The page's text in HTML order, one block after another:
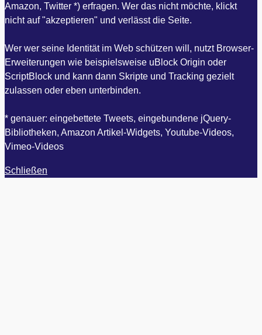
Amazon, Twitter *) erfragen. Wer das nicht möchte, klickt
nicht auf "akzeptieren" und verlässt die Seite.
Wer wer seine Identität im Web schützen will, nutzt Browser-
Erweiterungen wie beispielsweise uBlock Origin oder
ScriptBlock und kann dann Skripte und Tracking gezielt
zulassen oder eben unterbinden.
* genauer: eingebettete Tweets, eingebundene jQuery-
Bibliotheken, Amazon Artikel-Widgets, Youtube-Videos,
Vimeo-Videos
Schließen